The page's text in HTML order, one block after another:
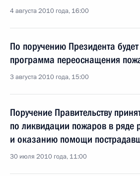
4 августа 2010 года, 16:00
По поручению Президента
программа переоснащения
3 августа 2010 года, 15:00
Поручение Правительству
по ликвидации пожаров в ряде
и оказанию помощи
30 июля 2010 года, 11:00